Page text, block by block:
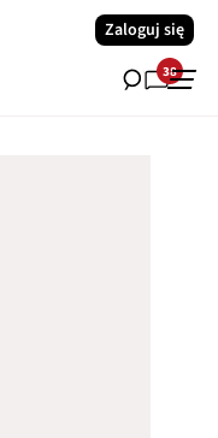
Zaloguj się
38